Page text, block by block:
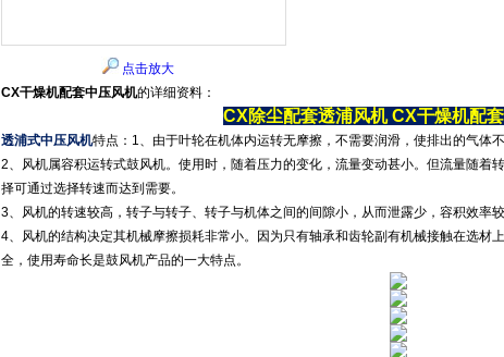
点击放大
CX干燥机配套中压风机的详细资料：
CX除尘配套透浦风机CX干燥机配
透浦式中压风机特点：1、由于叶轮在机体内运转无摩擦，不需要润滑，使排出的气体
2、风机属容积运转式鼓风机。使用时，随着压力的变化，流量变动甚小。但流量随着
择可通过选择转速而达到需要。
3、风机的转速较高，转子与转子、转子与机体之间的间隙小，从而泄露少，容积效率较
4、风机的结构决定其机械摩擦损耗非常小。因为只有轴承和齿轮副有机械接触在选材
全，使用寿命长是鼓风机产品的一大特点。